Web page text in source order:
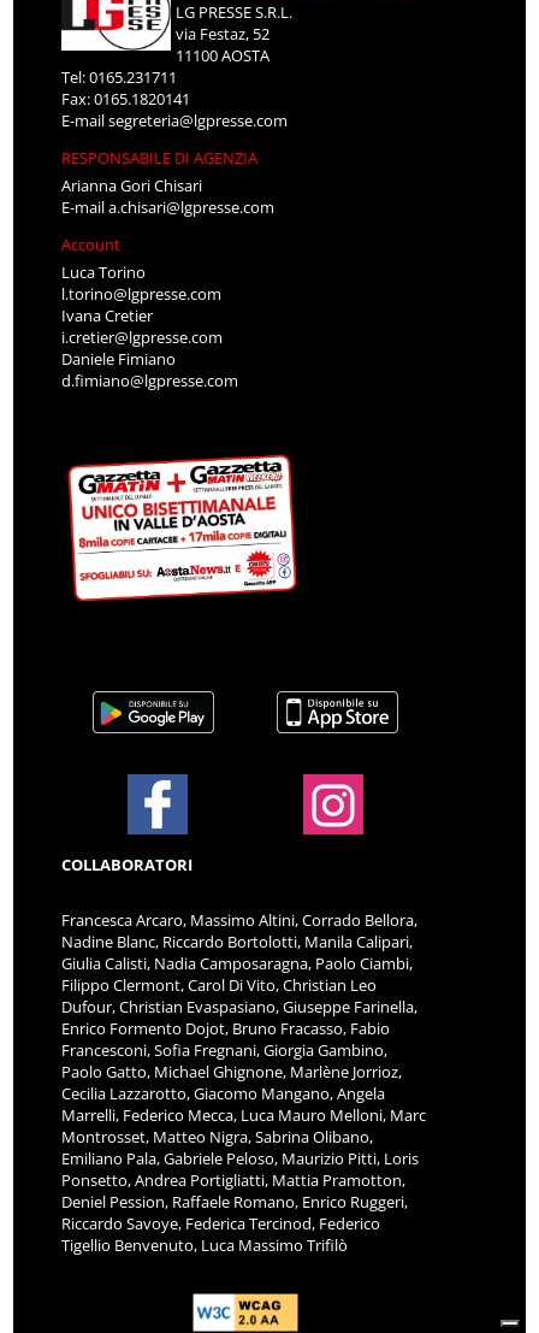
LG PRESSE S.R.L.
via Festaz, 52
11100 AOSTA
Tel: 0165.231711
Fax: 0165.1820141
E-mailsegreteria@lgpresse.com
RESPONSABILE DI AGENZIA
Arianna Gori Chisari
E-maila.chisari@lgpresse.com
Account
Luca Torino
l.torino@lgpresse.com
Ivana Cretier
i.cretier@lgpresse.com
Daniele Fimiano
d.fimiano@lgpresse.com
COLLABORATORI
Francesca Arcaro, Massimo Altini, Corrado Bellora,
Nadine Blanc, Riccardo Bortolotti, Manila Calipari,
Giulia Calisti, Nadia Camposaragna, Paolo Ciambi,
Filippo Clermont, Carol Di Vito, Christian Leo
Dufour, Christian Evaspasiano, Giuseppe Farinella,
Enrico Formento Dojot, Bruno Fracasso, Fabio
Francesconi, Sofia Fregnani, Giorgia Gambino,
Paolo Gatto, Michael Ghignone, Marlène Jorrioz,
Cecilia Lazzarotto, Giacomo Mangano, Angela
Marrelli, Federico Mecca, Luca Mauro Melloni, Marc
Montrosset, Matteo Nigra, Sabrina Olibano,
Emiliano Pala, Gabriele Peloso, Maurizio Pitti, Loris
Ponsetto, Andrea Portigliatti, Mattia Pramotton,
Deniel Pession, Raffaele Romano, Enrico Ruggeri,
Riccardo Savoye, Federica Tercinod, Federico
Tigellio Benvenuto, Luca Massimo Trifilò